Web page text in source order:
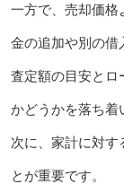
一方で、売却価格
金の追加や別の借
査定額の目安とロ
かどうかを落ち着
次に、家計に対す
とが重要です。